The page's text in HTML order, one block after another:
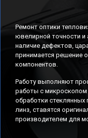
Ремонт оптики
ювелирной точности и
наличие дефектов,
принимается решение
компонентов.
Работу выполняют
работы с микроскопом
обработки стеклянных
линз, ставятся
производителем для